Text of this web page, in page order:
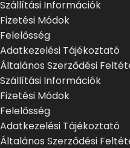
Szállítási Információk
Fizetési Módok
Felelősség
Adatkezelési Tájékoztató
Általános Szerződési
Szállítási Információk
Fizetési Módok
Felelősség
Adatkezelési Tájékoztató
Általános Szerződési